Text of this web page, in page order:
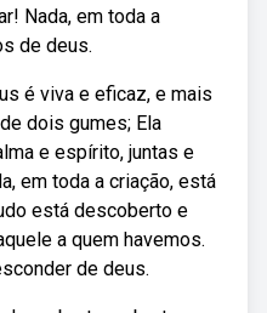
Nada, em toda a
de deus.
é viva e eficaz, e mais
dois gumes; Ela
e espírito, juntas e
em toda a criação, está
está descoberto e
a quem havemos.
de deus.